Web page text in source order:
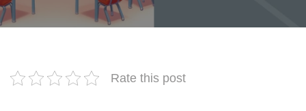
Rate this post